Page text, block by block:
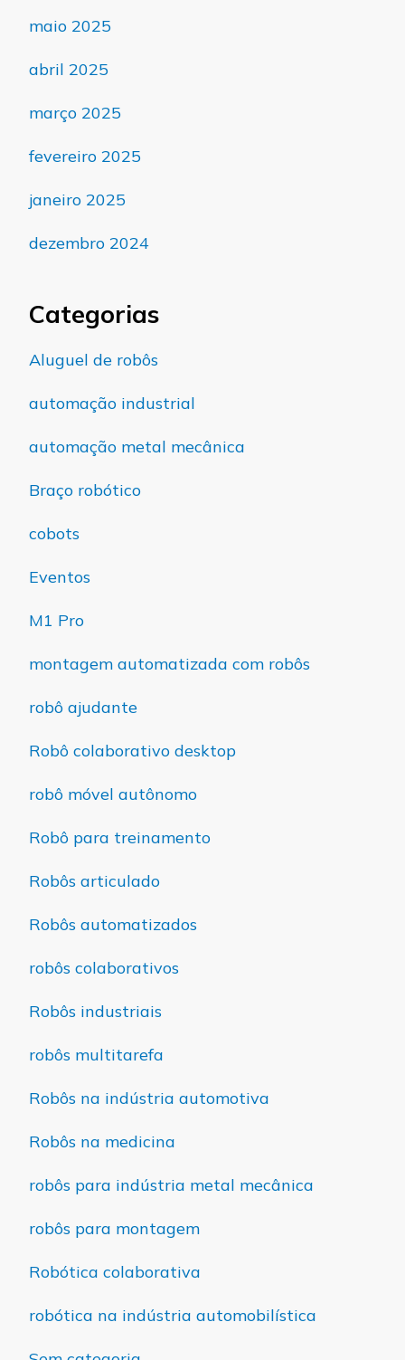
maio 2025
abril 2025
março 2025
fevereiro 2025
janeiro 2025
dezembro 2024
Categorias
Aluguel de robôs
automação industrial
automação metal mecânica
Braço robótico
cobots
Eventos
M1 Pro
montagem automatizada com robôs
robô ajudante
Robô colaborativo desktop
robô móvel autônomo
Robô para treinamento
Robôs articulado
Robôs automatizados
robôs colaborativos
Robôs industriais
robôs multitarefa
Robôs na indústria automotiva
Robôs na medicina
robôs para indústria metal mecânica
robôs para montagem
Robótica colaborativa
robótica na indústria automobilística